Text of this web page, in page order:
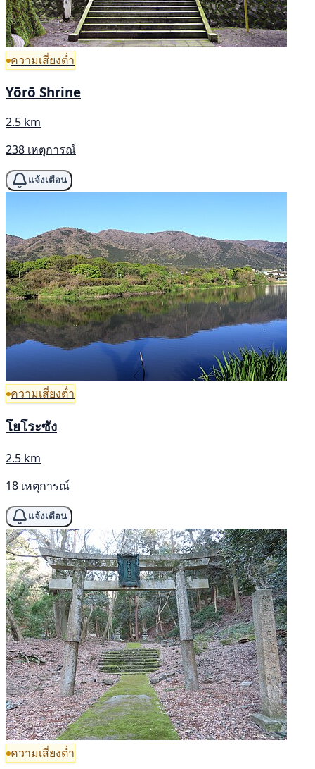
ความเสี่ยงต่ำ
Yōrō Shrine
2.5 km
238 เหตุการณ์
แจ้งเตือน
ความเสี่ยงต่ำ
โยโระซัง
2.5 km
18 เหตุการณ์
แจ้งเตือน
ความเสี่ยงต่ำ